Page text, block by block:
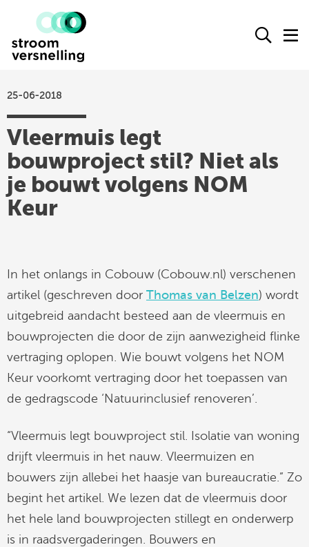
Stroomversnelling
agenda
kennisproducten
leden
over ons
Stroomversnelling
op
linkedin
25-06-2018
Vleermuis legt
bouwproject stil? Niet als
je bouwt volgens NOM
Keur
In het onlangs in Cobouw (Cobouw.nl) verschenen
artikel (geschreven door Thomas van Belzen) wordt
uitgebreid aandacht besteed aan de vleermuis en
bouwprojecten die door de zijn aanwezigheid flinke
vertraging oplopen. Wie bouwt volgens het NOM
Keur voorkomt vertraging door het toepassen van
de gedragscode ‘Natuurinclusief renoveren’.
“Vleermuis legt bouwproject stil. Isolatie van woning
drijft vleermuis in het nauw. Vleermuizen en
bouwers zijn allebei het haasje van bureaucratie.” Zo
begint het artikel. We lezen dat de vleermuis door
het hele land bouwprojecten stillegt en onderwerp
is in raadsvergaderingen. Bouwers en